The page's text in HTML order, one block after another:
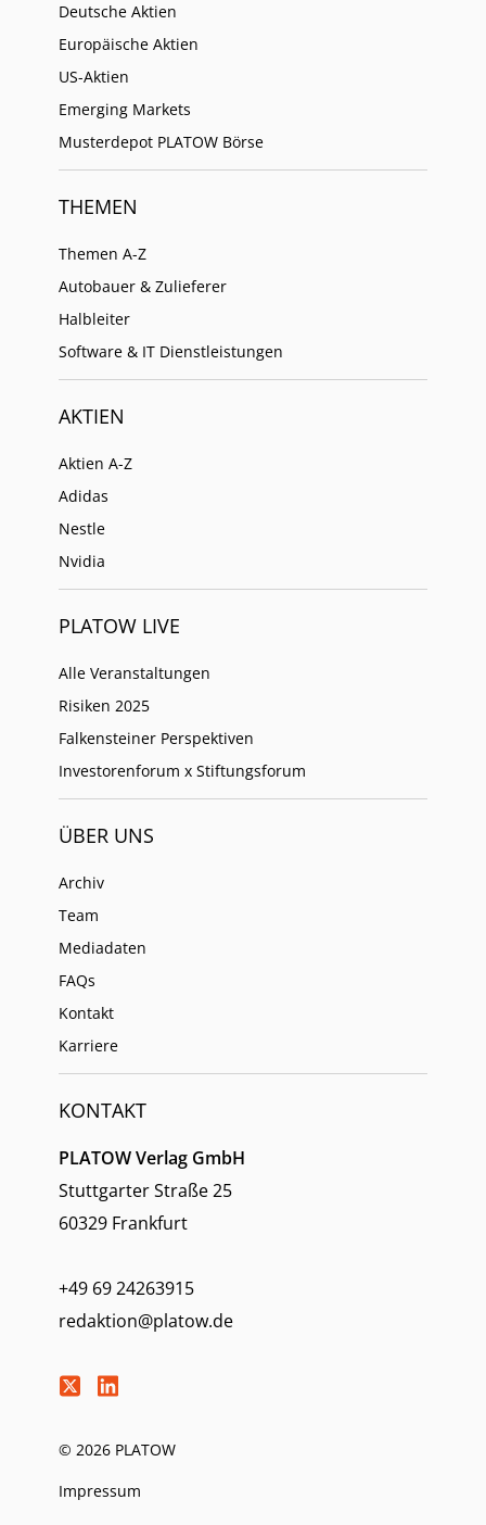
Deutsche Aktien
Europäische Aktien
US-Aktien
Emerging Markets
Musterdepot PLATOW Börse
THEMEN
Themen A-Z
Autobauer & Zulieferer
Halbleiter
Software & IT Dienstleistungen
AKTIEN
Aktien A-Z
Adidas
Nestle
Nvidia
PLATOW LIVE
Alle Veranstaltungen
Risiken 2025
Falkensteiner Perspektiven
Investorenforum x Stiftungsforum
ÜBER UNS
Archiv
Team
Mediadaten
FAQs
Kontakt
Karriere
KONTAKT
PLATOW Verlag GmbH
Stuttgarter Straße 25
60329 Frankfurt
+49 69 24263915
redaktion@platow.de
© 2026 PLATOW
Impressum